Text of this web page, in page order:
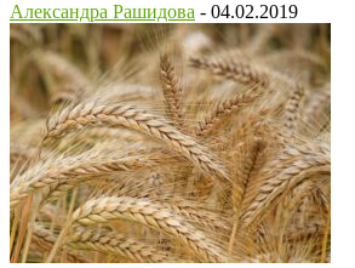
Александра Рашидова - 04.02.2019